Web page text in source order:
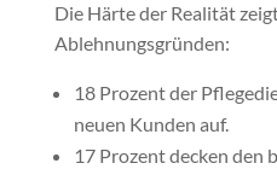
Die Härte der Realität
Ablehnungsgründen:
18 Prozent der
neuen Kunden auf.
17 Prozent decken den